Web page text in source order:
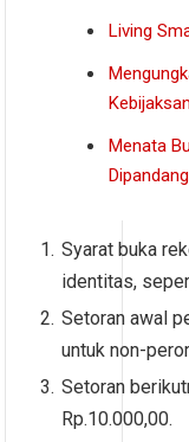
Living
Menata
Dipandang
Syarat buka
identitas,
Setoran awal
untuk non-
Setoran
Rp.10.000,00.